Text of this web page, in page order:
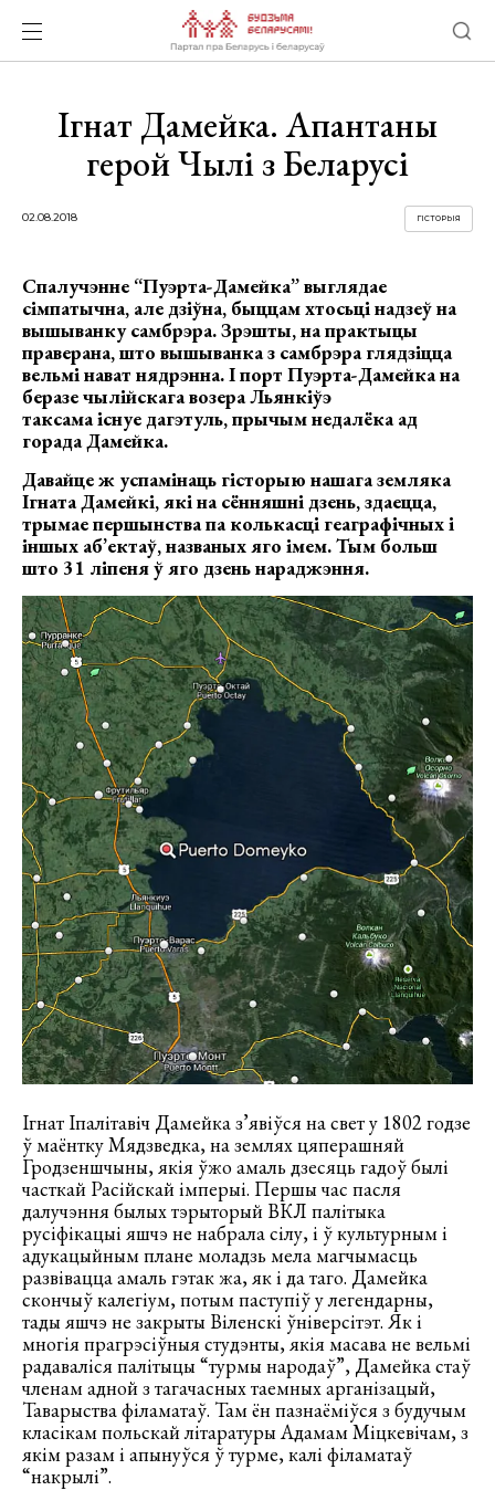
Ігнат Дамейка. Апантаны
герой Чылі з Беларусі
02.08.2018 ГІСТОРЫЯ
Спалучэнне “Пуэрта-Дамейка” выглядае
сімпатычна, але дзіўна, быццам хтосьці надзеў на
вышыванку самбрэра. Зрэшты, на практыцы
праверана, што вышыванка з самбрэра глядзіцца
вельмі нават нядрэнна. І порт Пуэрта-Дамейка на
беразе чылійскага возера Льянкіўэ
таксама існуе дагэтуль, прычым недалёка ад
горада Дамейка.
Давайце ж успамінаць гісторыю нашага земляка
Ігната Дамейкі, які на сённяшні дзень, здаецца,
трымае першынства па колькасці геаграфічных і
іншых аб’ектаў, названых яго імем. Тым больш
што 31 ліпеня ў яго дзень нараджэння.
Ігнат Іпалітавіч Дамейка з’явіўся на свет у 1802 годзе
ў маёнтку Мядзведка, на землях цяперашняй
Гродзеншчыны, якія ўжо амаль дзесяць гадоў былі
часткай Расійскай імперыі. Першы час пасля
далучэння былых тэрыторый ВКЛ палітыка
русіфікацыі яшчэ не набрала сілу, і ў культурным і
адукацыйным плане моладзь мела магчымасць
развівацца амаль гэтак жа, як і да таго. Дамейка
скончыў калегіум, потым паступіў у легендарны,
тады яшчэ не закрыты Віленскі ўніверсітэт. Як і
многія прагрэсіўныя студэнты, якія масава не вельмі
радаваліся палітыцы “турмы народаў”, Дамейка стаў
членам адной з тагачасных таемных арганізацый,
Таварыства філаматаў. Там ён пазнаёміўся з будучым
класікам польскай літаратуры Адамам Міцкевічам, з
якім разам і апынуўся ў турме, калі філаматаў
“накрылі”.